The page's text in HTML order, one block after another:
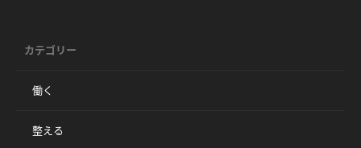
カテゴリー
働く
整える